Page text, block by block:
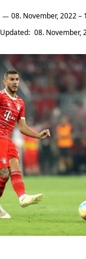
08. November, 2022 –
Updated: 08. November,